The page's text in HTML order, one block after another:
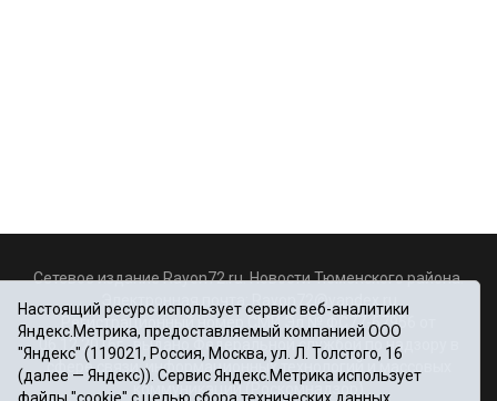
Сетевое издание Rayon72.ru. Новости Тюменского района.
Rayon72@yandex.ru
Регистрационный номер СМИ Эл № ФС77-67956 от
06.12.2016г., выдано Федеральной службой по надзору в
сфере связи, информационных технологий и массовых
коммуникаций (Роскомнадзор)
Настоящий ресурс использует сервис веб-аналитики
Яндекс.Метрика, предоставляемый компанией ООО
"Яндекс" (119021, Россия, Москва, ул. Л. Толстого, 16
(далее — Яндекс)). Сервис Яндекс.Метрика использует